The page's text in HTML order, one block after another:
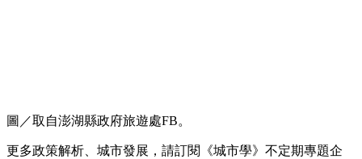
圖／取自澎湖縣政府旅遊處FB。
更多政策解析、城市發展，請訂閱《城市學》不定期專題企